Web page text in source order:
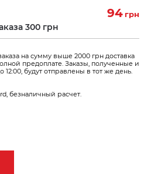
94 грн
300 грн
на сумму выше 2000 грн доставка
предоплате. Заказы, полученные и
будут отправлены в тот же день.
безналичный расчет.